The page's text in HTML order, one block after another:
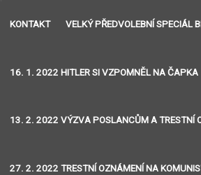
KONTAKT VELKÝ PŘEDVOLEBNÍ SPECIÁL
16. 1. 2022 HITLER SI VZPOMNĚL NA ČAPKA
13. 2. 2022 VÝZVA POSLANCŮM A TRESTNÍ
27. 2. 2022 TRESTNÍ OZNÁMENÍ NA